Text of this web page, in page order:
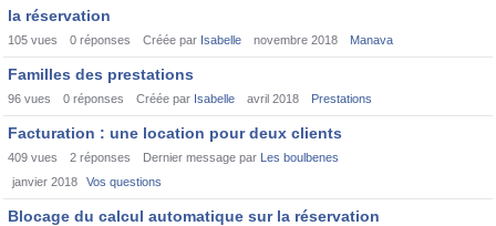
la réservation
105 vues 0 réponses Créée par Isabelle novembre 2018 Manava
Familles des prestations
96 vues 0 réponses Créée par Isabelle avril 2018 Prestations
Facturation : une location pour deux clients
409 vues 2 réponses Dernier message par Les boulbenes
janvier 2018
Vos questions
Blocage du calcul automatique sur la réservation